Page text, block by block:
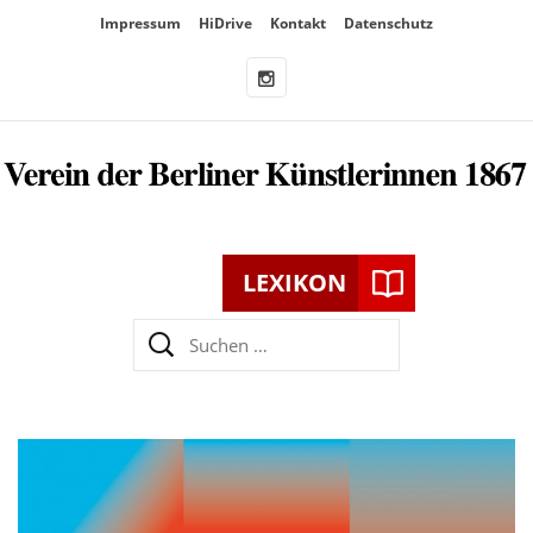
ÜberspringeImpressum HiDrive Kontakt Datenschutz
LEXIKON
Suchen
nach: